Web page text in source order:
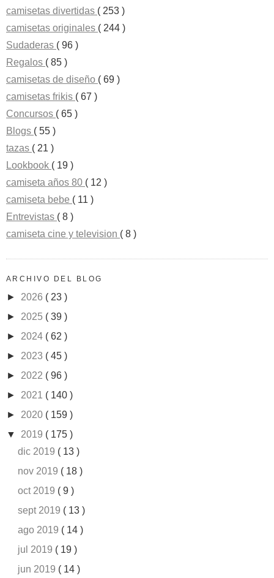
camisetas divertidas ( 253 )
camisetas originales ( 244 )
Sudaderas ( 96 )
Regalos ( 85 )
camisetas de diseño ( 69 )
camisetas frikis ( 67 )
Concursos ( 65 )
Blogs ( 55 )
tazas ( 21 )
Lookbook ( 19 )
camiseta años 80 ( 12 )
camiseta bebe ( 11 )
Entrevistas ( 8 )
camiseta cine y television ( 8 )
ARCHIVO DEL BLOG
► 2026 ( 23 )
► 2025 ( 39 )
► 2024 ( 62 )
► 2023 ( 45 )
► 2022 ( 96 )
► 2021 ( 140 )
► 2020 ( 159 )
▼ 2019 ( 175 )
dic 2019 ( 13 )
nov 2019 ( 18 )
oct 2019 ( 9 )
sept 2019 ( 13 )
ago 2019 ( 14 )
jul 2019 ( 19 )
jun 2019 ( 14 )